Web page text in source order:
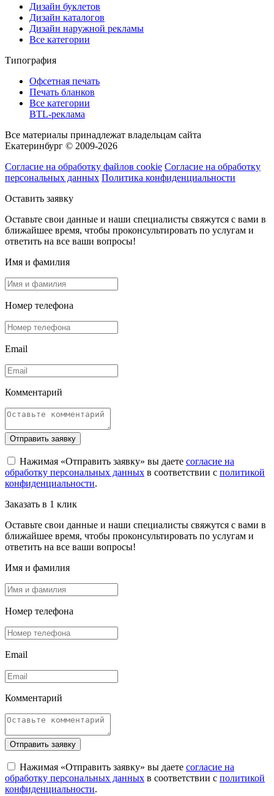
Дизайн буклетов
Дизайн каталогов
Дизайн наружной рекламы
Все категории
Типография
Офсетная печать
Печать бланков
Все категории
BTL-реклама
Все материалы принадлежат владельцам сайта
Екатеринбург © 2009-2026
Согласие на обработку файлов cookie Согласие на обработку
персональных данных Политика конфиденциальности
Оставить заявку
Оставьте свои данные и наши специалисты свяжутся с вами в
ближайшее время, чтобы проконсультировать по услугам и
ответить на все ваши вопросы!
Имя и фамилия
Номер телефона
Email
Комментарий
Отправить заявку
Нажимая «Отправить заявку» вы даете согласие на
обработку персональных данных в соответствии с политикой
конфиденциальности.
Заказать в 1 клик
Оставьте свои данные и наши специалисты свяжутся с вами в
ближайшее время, чтобы проконсультировать по услугам и
ответить на все ваши вопросы!
Имя и фамилия
Номер телефона
Email
Комментарий
Отправить заявку
Нажимая «Отправить заявку» вы даете согласие на
обработку персональных данных в соответствии с политикой
конфиденциальности.